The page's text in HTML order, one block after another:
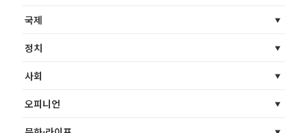
국제
정치
사회
오피니언